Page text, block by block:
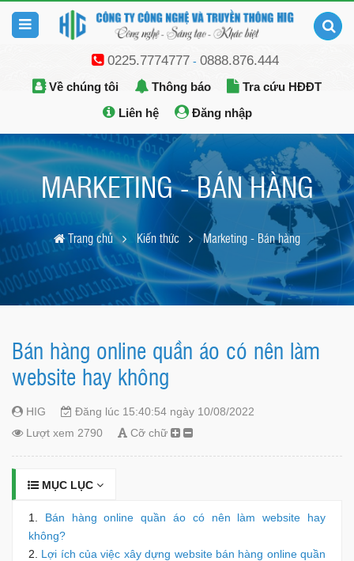
0225.7774777- 0888.876.444
Về chúng tôi Thông báo
Tra cứu HĐĐT
Liên hệ
Đăng nhập
MARKETING - BÁN HÀNG
Trang chủ Kiến thức Marketing - Bán hàng
Bán hàng online quần áo có nên làm
website hay không
HIG
Đăng lúc 15:40:54 ngày 10/08/2022
Lượt xem 2790
Cỡ chữ
MỤC LỤC
Bán hàng online quần áo có nên làm website hay
không?
Lợi ích của việc xây dựng website bán hàng online quần